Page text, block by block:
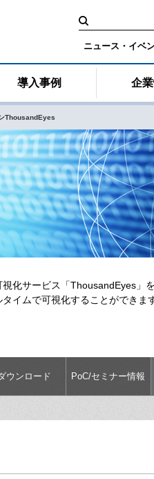
検
索:
ニュース・イベ
導入事例 企
ThousandEyes
化サービス「ThousandEyes」
イムで可視化することができます
ウンロード PoC/セミナー情報